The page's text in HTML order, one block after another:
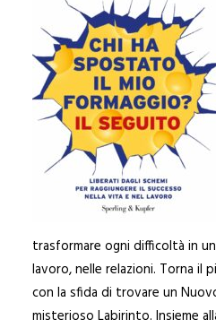
trasformare ogni difficoltà in
lavoro, nelle relazioni. Torna il
con la sfida di trovare un
misterioso Labirinto. Insieme